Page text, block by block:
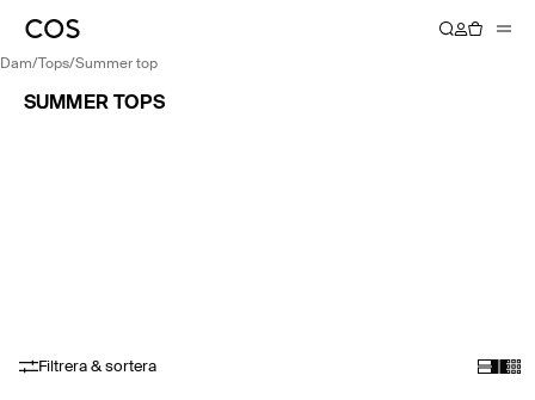
dam/ tops/ summer top
SUMMER TOPS
Filtrera & sortera